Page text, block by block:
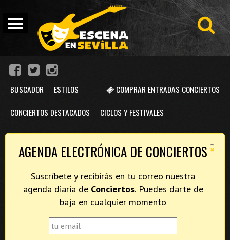
COMPRAR ENTRADAS CONCIERTOS
BUSCADOR ESTILOS
CONCIERTOS DESTACADOS CICLOS Y FESTIVALES
×
AGENDA ELECTRÓNICA DE CONCIERTOS
Suscríbete y recibirás en tu correo nuestra
agenda diaria de Conciertos. Puedes darte de
baja en cualquier momento